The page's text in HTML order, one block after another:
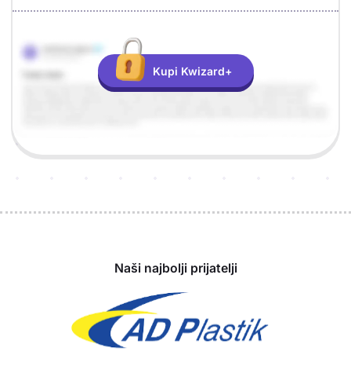
Odgovor
Objašnjenje
Kupi Kwizard+
Naši najbolji prijatelji